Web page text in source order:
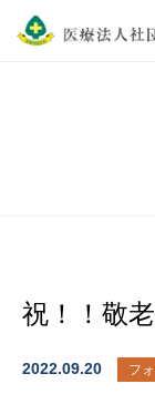
祝！！敬
2022.09.20 フ